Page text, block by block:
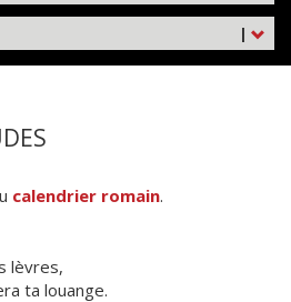
|
calendrier romain.
lèvres,
ta louange.